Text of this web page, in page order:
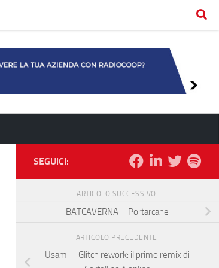
SEGUICI:
ARTICOLO SUCCESSIVO
BATCAVERNA – Portarcane
ARTICOLO PRECEDENTE
Usami – Glitch rework: il primo remix di